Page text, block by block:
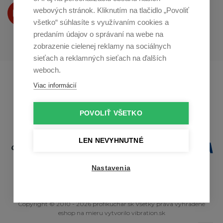
webových stránok. Kliknutím na tlačidlo „Povoliť
všetko“ súhlasíte s využívaním cookies a
predaním údajov o správaní na webe na
zobrazenie cielenej reklamy na sociálnych
sieťach a reklamných sieťach na ďalších
weboch.
Viac informácií
POVOLIŤ VŠETKO
LEN NEVYHNUTNÉ
Nastavenia
Produkty Vám predstavujeme
na Youtube
Profikuchař.cz
Copyright © 2010 - 2026 profikuchar.sk Všetky práva vyhradené
eshop na mieru vytvorilo vibration.sk